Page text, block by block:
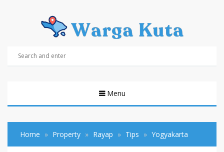
Menu
Home Property Rayap Tips Yogyakarta